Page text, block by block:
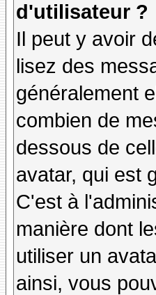
d'utilisateur ?
Il peut y avoir
lisez des
généralement
combien de
dessous de
avatar, qui est
C'est à
manière dont
utiliser un
ainsi, vous